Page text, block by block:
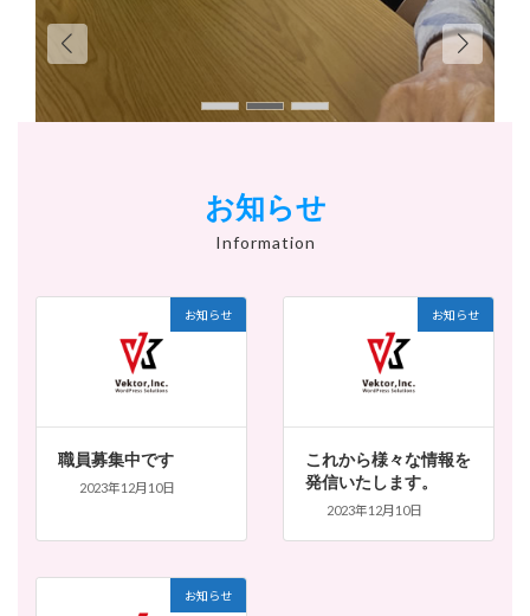
お知らせ
Information
お知らせ
職員募集中です
2023年12月10日
お知らせ
これから様々な情報を
発信いたします。
2023年12月10日
お知らせ